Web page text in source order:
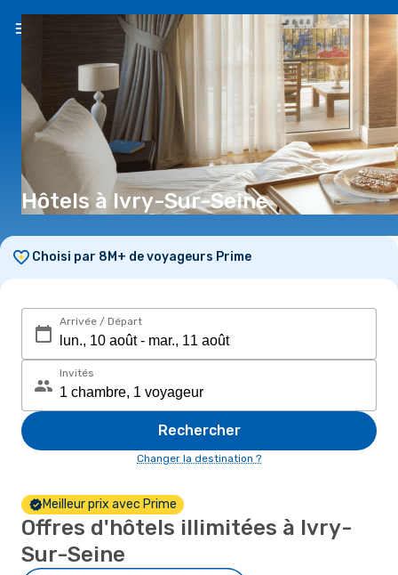
FR(€)
Hôtels à Ivry-Sur-Seine
Choisi par 8M+ de voyageurs Prime
Arrivée / Départ
Invités
Rechercher
Changer la destination ?
Meilleur prix avec Prime
Offres d'hôtels illimitées à Ivry-
Sur-Seine